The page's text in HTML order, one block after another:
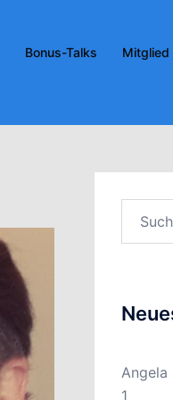
Bonus-Talks Mitglied
Angela
1